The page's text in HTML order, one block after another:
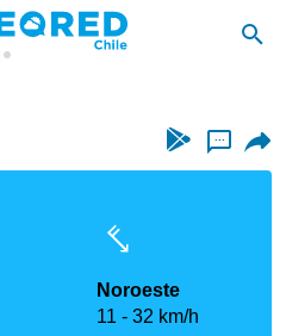
...
Noroeste
11
32 km/h